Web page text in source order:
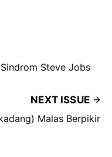
Steve Jobs
NEXT ISSUE
Malas Berpikir